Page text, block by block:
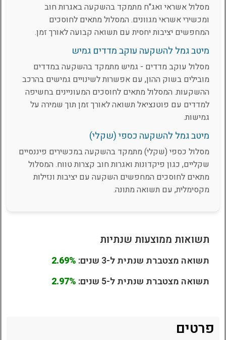
מסלול אשראי ואג"ח מתמקד בהשקעה באגרות חוב
ומכשירי אשראי מגוונים. המסלול מתאים לחוסכים
המחפשים יציבות יחסית עם תשואה קבועה לאורך זמן.
מיטב גמל להשקעה עוקב מדדים גמיש
מסלול עוקב מדדים - גמיש מתמקד בהשקעה במדדים
מובילים בשוק ההון, עם אפשרות לשינויים גמישים בהרכב
ההשקעות. המסלול מתאים לחוסכים המעוניינים בחשיפה
למדדים עם פוטנציאל תשואה לאורך זמן תוך שמירה על
גמישות.
מיטב גמל להשקעה כספי (שקלי)
מסלול כספי (שקלי) מתמקד בהשקעה במכשירים פיננסיים
שקליים, כגון פיקדונות ואגרות חוב קצרות טווח. המסלול
מתאים לחוסכים המחפשים השקעה עם יציבות ונזילות
מקסימלית, עם תשואה מתונה.
תשואות ממוצעות שנתיות
תשואה מצטברת שנתית ל-3 שנים:
2.69%
תשואה מצטברת שנתית ל-5 שנים:
2.97%
פרטים